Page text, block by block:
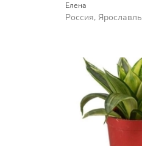
Елена
Россия, Ярославль